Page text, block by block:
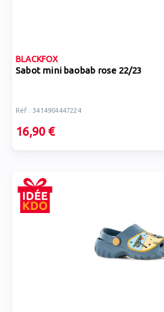
BLACKFOX
Sabot mini baobab rose 22/23
Réf : 3414904447224
16,90 €